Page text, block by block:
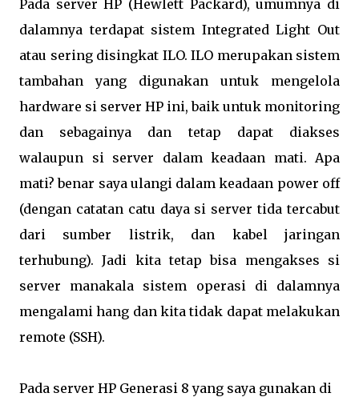
Pada server HP (Hewlett Packard), umumnya di
dalamnya terdapat sistem Integrated Light Out
atau sering disingkat ILO. ILO merupakan sistem
tambahan yang digunakan untuk mengelola
hardware si server HP ini, baik untuk monitoring
dan sebagainya dan tetap dapat diakses
walaupun si server dalam keadaan mati. Apa
mati? benar saya ulangi dalam keadaan power off
(dengan catatan catu daya si server tida tercabut
dari sumber listrik, dan kabel jaringan
terhubung). Jadi kita tetap bisa mengakses si
server manakala sistem operasi di dalamnya
mengalami hang dan kita tidak dapat melakukan
remote (SSH).
Pada server HP Generasi 8 yang saya gunakan di